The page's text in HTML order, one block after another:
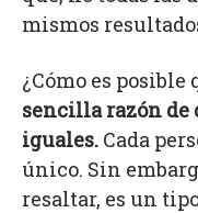
mismos
¿Cómo es posible
sencilla razón de
iguales. Cada
único. Sin
resaltar, es un